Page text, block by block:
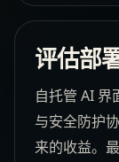
评估部
自托管 AI
与安全防护
来的收益。